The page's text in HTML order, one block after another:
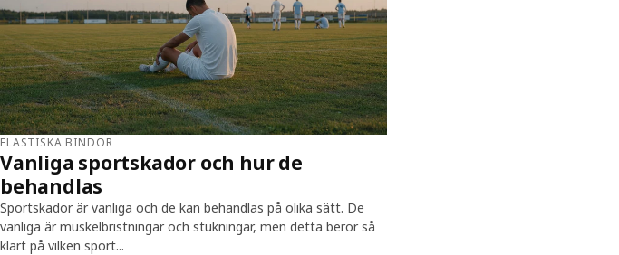
ELASTISKA BINDOR
Vanliga sportskador och hur de
behandlas
Sportskador är vanliga och de kan behandlas på olika sätt. De
vanliga är muskelbristningar och stukningar, men detta beror så
klart på vilken sport...